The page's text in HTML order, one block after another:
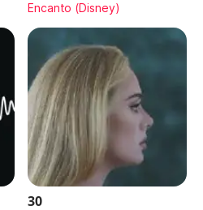
Encanto (Disney)
30